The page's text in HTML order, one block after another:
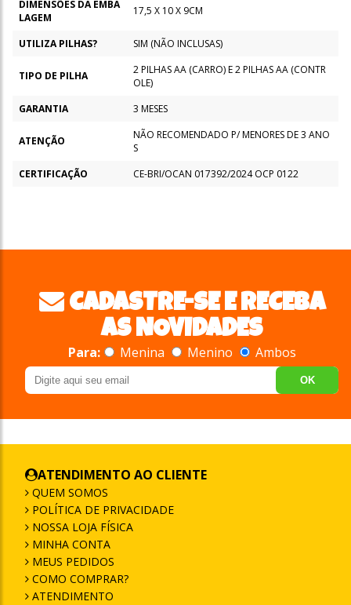
DIMENSÕES DA EMBA
LAGEM
17,5 X 10 X 9CM
UTILIZA PILHAS? SIM (NÃO INCLUSAS)
TIPO DE PILHA
2 PILHAS AA (CARRO) E 2 PILHAS AA (CONTR
OLE)
GARANTIA
3 MESES
ATENÇÃO
NÃO RECOMENDADO P/ MENORES DE 3 ANO
S
CERTIFICAÇÃO
CE-BRI/OCAN 017392/2024 OCP 0122
CADASTRE-SE E RECEBA
AS NOVIDADES
Para: Menina Menino Ambos
OK
ATENDIMENTO AO CLIENTE
QUEM SOMOS
POLÍTICA DE PRIVACIDADE
NOSSA LOJA FÍSICA
MINHA CONTA
MEUS PEDIDOS
COMO COMPRAR?
ATENDIMENTO